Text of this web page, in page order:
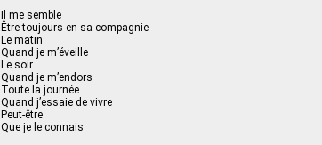
Il me semble
Être toujours en sa compagnie
Le matin
Quand je m’éveille
Le soir
Quand je m’endors
Toute la journée
Quand j’essaie de vivre
Peut-être
Que je le connais